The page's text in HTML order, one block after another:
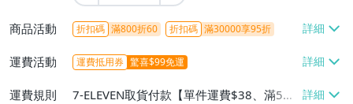
商品活動 折扣碼 滿800折60 折扣碼 滿30000享95折
運費活動 運費抵用券 驚喜$99免運
運費規則
7-ELEVEN取貨付款【單件運費$38、滿5件